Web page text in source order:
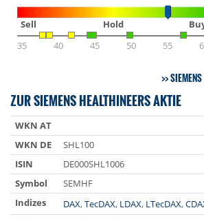
Sell Hold
35
40 45 50 55
ZUR SIEMENS HEALTHINEERS AKTIE
WKN AT
WKN DE
SHL100
ISIN
DE000SHL1006
Symbol
SEMHF
Indizes
DAX,TecDAX, LDAX, LTecDAX,